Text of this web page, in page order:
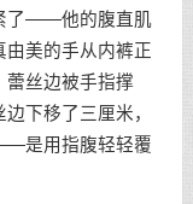
了——他的腹直肌
美的手从内裤正
蕾丝边被手指撑
下移了三厘米，
是用指腹轻轻覆